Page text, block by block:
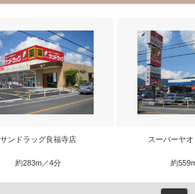
サンドラッグ良福寺店
約283m／4分
スーパーヤ
約